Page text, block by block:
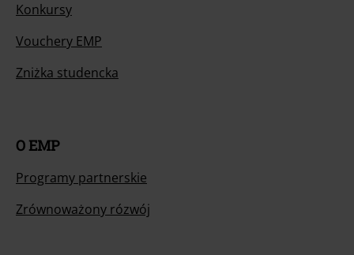
Konkursy
Vouchery EMP
Zniżka studencka
O EMP
Programy partnerskie
Zrównoważony rózwój